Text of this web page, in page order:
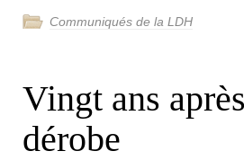
Communiqués de la LDH
Vingt ans
dérobe